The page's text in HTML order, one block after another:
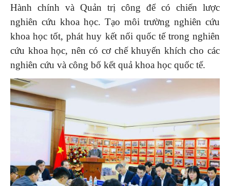
Hành chính và Quản trị công để có chiến lược
nghiên cứu khoa học. Tạo môi trường nghiên cứu
khoa học tốt, phát huy kết nối quốc tế trong nghiên
cứu khoa học, nên có cơ chế khuyến khích cho các
nghiên cứu và công bố kết quả khoa học quốc tế.